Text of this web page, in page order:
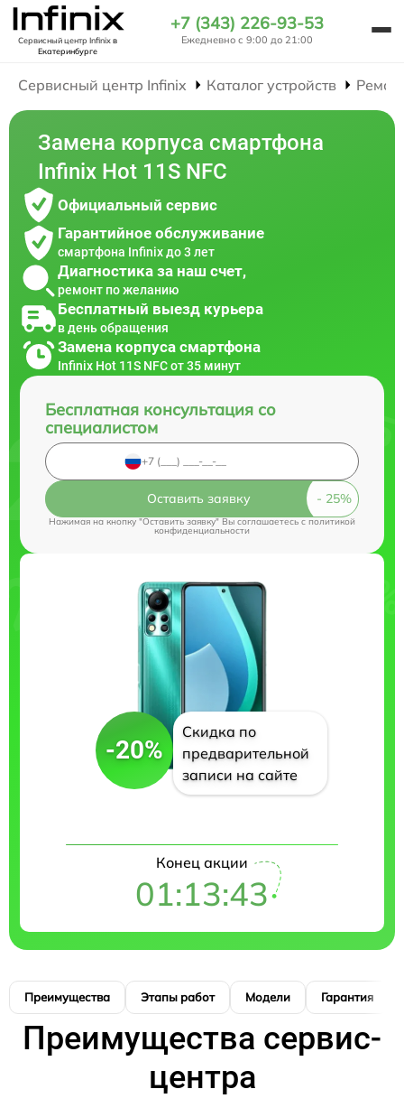
Сервисный центр Infinixв
Екатеринбурге
+7 (343) 226-93-53
Ежедневно с 9:00 до 21:00
Сервисный центр Infinix Каталог устройств
Замена корпуса смартфона
Infinix Hot 11S NFC
Официальный сервис
Гарантийное обслуживание
смартфона Infinix до 3 лет
Диагностика за наш счет,
ремонт по желанию
Бесплатный выезд курьера
в день обращения
Замена корпуса смартфона
Infinix Hot 11S NFC от 35 минут
Бесплатная консультация со
специалистом
Оставить заявку
Нажимая на кнопку "Оставить заявку" Вы соглашаетесь cполитикой
конфиденциальности
-20%
Скидка по
предварительной
записи на сайте
Конец акции
01:13:42
Преимущества Этапы работ Модели Гарантия
Преимущества сервис-
центра